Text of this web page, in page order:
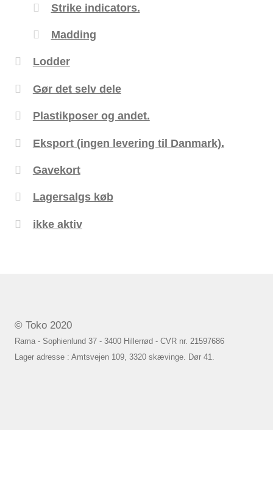
Strike indicators.
Madding
Lodder
Gør det selv dele
Plastikposer og andet.
Eksport (ingen levering til Danmark).
Gavekort
Lagersalgs køb
ikke aktiv
© Toko 2020
Rama - Sophienlund 37 - 3400 Hillerrød - CVR nr. 21597686
Lager adresse : Amtsvejen 109, 3320 skævinge. Dør 41.